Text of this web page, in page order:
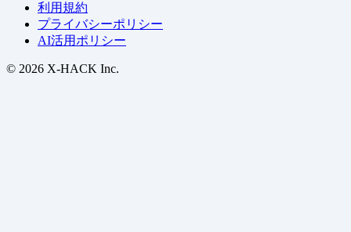
利用規約
プライバシーポリシー
AI活用ポリシー
© 2026 X-HACK Inc.